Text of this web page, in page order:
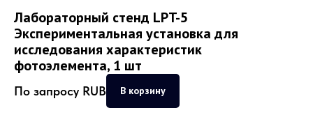
Лабораторный стенд LPT-5
Экспериментальная установка для
исследования характеристик
фотоэлемента, 1 шт
По запросу RUB В корзину